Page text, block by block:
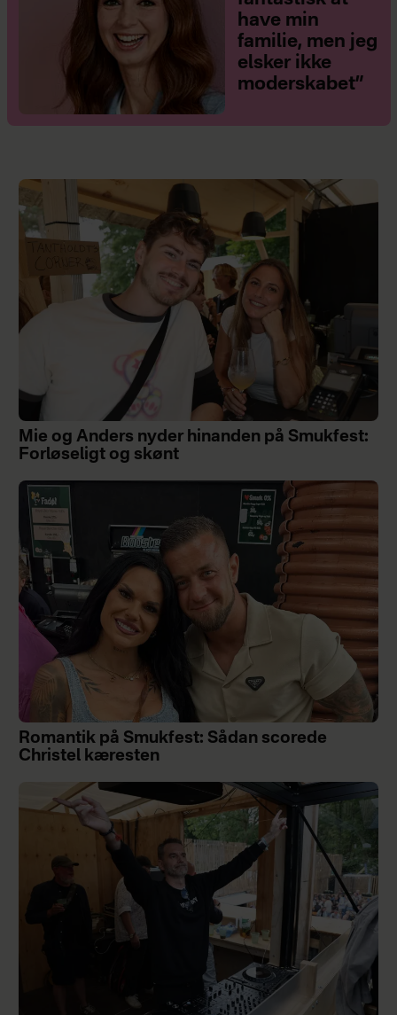
have min
familie, men jeg
elsker ikke
moderskabet”
Mie og Anders nyder hinanden på Smukfest:
Forløseligt og skønt
Romantik på Smukfest: Sådan scorede
Christel kæresten